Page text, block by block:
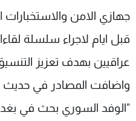
جهازي الامن والاستخبارات
قبل ايام لاجراء سلسلة
عراقيين بهدف تعزيز
واضافت المصادر في حديث
"الوفد السوري بحث في
الإنـتـاج
لاعلاناتكم